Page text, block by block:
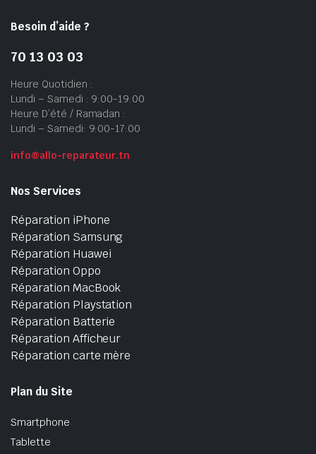
Besoin d’aide ?
70 13 03 03
Heure Quotidien :
Lundi – Samedi : 9:00-19:00
Heure D’été / Ramadan :
Lundi – Samedi: 9:00-17:00
info@allo-reparateur.tn
Nos Services
Réparation iPhone
Réparation Samsung
Réparation Huawei
Réparation Oppo
Réparation MacBook
Réparation Playstation
Réparation Batterie
Réparation Afficheur
Réparation carte mère
Plan du Site
Smartphone
Tablette